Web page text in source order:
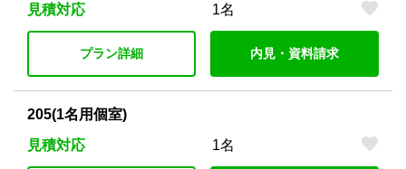
見積対応
1名
プラン詳細 内見・資料請求
205(1名用個室)
見積対応
1名